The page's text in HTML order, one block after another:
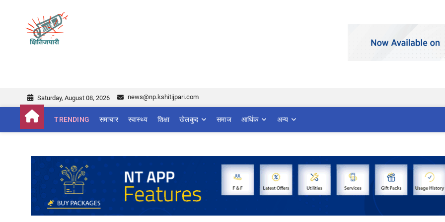
Saturday, August 08, 2026 news@np.kshitijpari.com
TRENDING समाचार स्वास्थ्य शिक्षा खेलकुद समाज आर्थिक अन्य